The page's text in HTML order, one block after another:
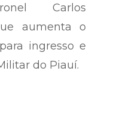
Carlos
aumenta o
ingresso e
do Piauí.